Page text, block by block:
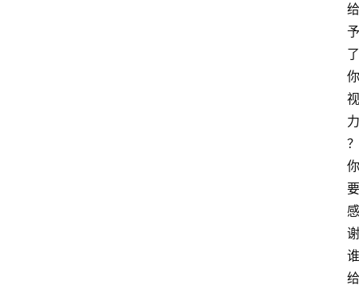
给
予
了
你
视
力
？
你
要
感
谢
谁
给